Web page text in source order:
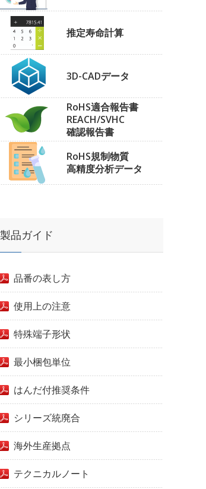
推定寿命計算
3D-CADデータ
RoHS適合報告書
REACH/SVHC
確認報告書
RoHS規制物質
高精度分析データ
製品ガイド
品番の表し方
使用上の注意
特殊端子形状
最小梱包単位
はんだ付推奨条件
シリーズ統廃合
海外生産拠点
テクニカルノート